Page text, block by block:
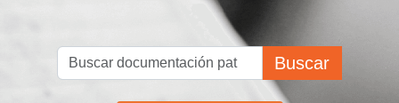
Buscar